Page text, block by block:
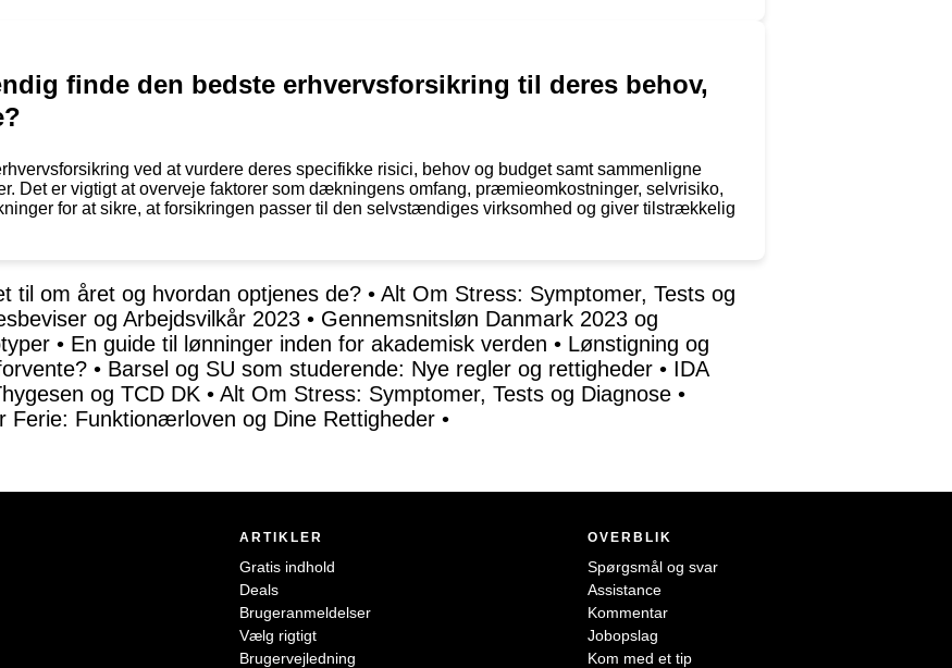
finde den bedste erhvervsforsikring til deres behov,
ved at vurdere deres specifikke risici, behov og budget samt sammenligne
Det er vigtigt at overveje faktorer som dækningens omfang, præmieomkostninger, selvrisiko,
for at sikre, at forsikringen passer til den selvstændiges virksomhed og giver tilstrækkelig
til om året og hvordan optjenes de? • Alt Om Stress: Symptomer, Tests og
og Arbejdsvilkår 2023 • Gennemsnitsløn Danmark 2023 og
• En guide til lønninger inden for akademisk verden • Lønstigning og
• Barsel og SU som studerende: Nye regler og rettigheder • IDA
og TCD DK • Alt Om Stress: Symptomer, Tests og Diagnose •
Ferie: Funktionærloven og Dine Rettigheder •
ARTIKLER
Gratis indhold
Deals
Brugeranmeldelser
Vælg rigtigt
Brugervejledning
OVERBLIK
Spørgsmål og svar
Assistance
Kommentar
Jobopslag
Kom med et tip